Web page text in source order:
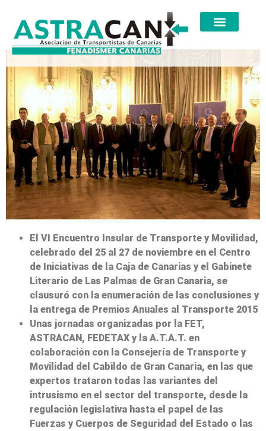
El VI Encuentro Insular de Transporte y Movilidad,
celebrado del 25 al 27 de noviembre en el Centro
de Iniciativas de la Caja de Canarias y el Gabinete
Literario de Las Palmas de Gran Canaria, se
clausuró con la enumeración de las conclusiones y
la entrega de Premios Anuales al Transporte 2015
Unas jornadas organizadas por la FET,
ASTRACAN, FEDETAX y la A.T.A.T. en
colaboración con la Consejería de Transporte y
Movilidad del Cabildo de Gran Canaria, en las que
expertos trataron todas las variantes del
intrusismo en el sector del transporte, desde la
regulación legislativa hasta el papel de las
Fuerzas y Cuerpos de Seguridad del Estado o las